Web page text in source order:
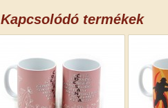
Kapcsolódó termékek